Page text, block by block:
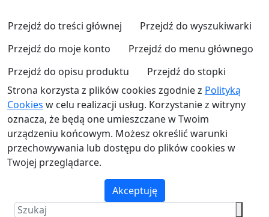
Przejdź do treści głównej
Przejdź do wyszukiwarki
Przejdź do moje konto
Przejdź do menu głównego
Przejdź do opisu produktu
Przejdź do stopki
Strona korzysta z plików cookies zgodnie z Polityką
Cookies w celu realizacji usług. Korzystanie z witryny
oznacza, że będą one umieszczane w Twoim
urządzeniu końcowym. Możesz określić warunki
przechowywania lub dostępu do plików cookies w
Twojej przeglądarce.
Akceptuję